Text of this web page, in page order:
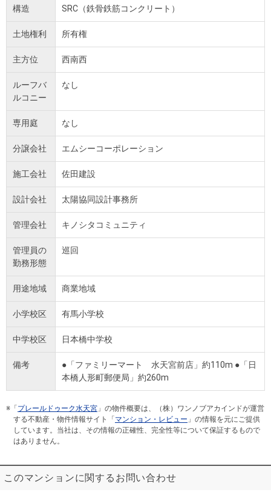
構造 SRC（鉄骨鉄筋コンクリート）
土地権利 所有権
主方位 西南西
ルーフバ
ルコニー
なし
専用庭 なし
分譲会社 エムシーコーポレーション
施工会社 佐田建設
設計会社 太陽協同設計事務所
管理会社 キノシタコミュニティ
管理員の
勤務形態
巡回
用途地域 商業地域
小学校区 有馬小学校
中学校区 日本橋中学校
備考
●「ファミリーマート 水天宮前店」約110m ●「日
本橋人形町郵便局」約260m
※「 プレールドゥーク水天宮 」の物件概要は、（株）ワンノブアカインドが運営
する不動産・物件情報サイト「 マンション・レビュー 」の情報を元にご提供
しています。当社は、その情報の正確性、完全性等について保証するもので
はありません。
このマンションに関するお問い合わせ